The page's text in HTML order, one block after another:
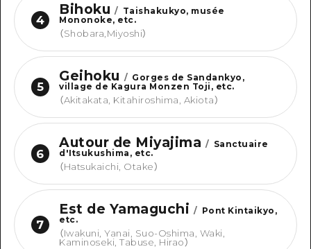
4
Bihoku / Taishakukyo, musée
Mononoke, etc.
（Shobara,Miyoshi）
5
Geihoku / Gorges de Sandankyo,
village de Kagura Monzen Toji, etc.
（Akitakata, Kitahiroshima, Akiota）
6
Autour de Miyajima / Sanctuaire
d'Itsukushima, etc.
（Hatsukaichi, Otake）
7
Est de Yamaguchi / Pont Kintaikyo,
etc.
（Iwakuni, Yanai, Suo-Oshima, Waki,
Kaminoseki, Tabuse, Hirao）